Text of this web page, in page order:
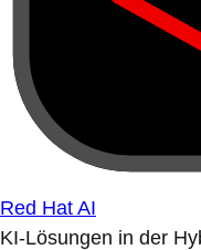
Red Hat AI
KI-Lösungen in der